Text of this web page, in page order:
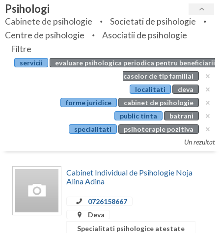
Bihor
Bistrita-Nasaud
Botosani
Calarasi
Constanta
Specialitati
Servicii
Articole
Evenimente
Psihologi
Cabinete de psihologie
Societati de psihologie
Centre de psihologie
Asociatii de psihologie
Filtre
servicii
evaluare psihologica periodica pentru beneficiarii
caselor de tip familial
localitati
deva
forme juridice
cabinet de psihologie
public tinta
batrani
specialitati
psihoterapie pozitiva
Un rezultat
Cabinet Individual de Psihologie Noja
Alina Adina
0726158667
Deva
Specialitati psihologice atestate